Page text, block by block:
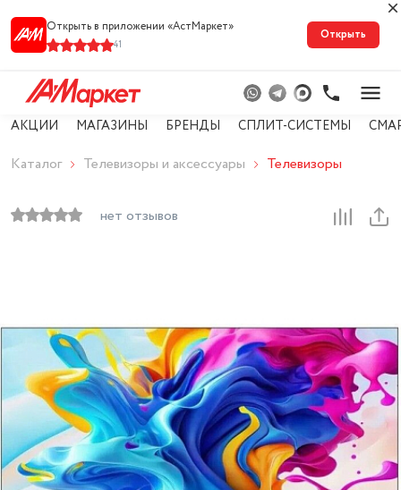
Открыть в приложении «АстМарке‪т‬»
41
Открыть
АКЦИИ МАГАЗИНЫ БРЕНДЫ СПЛИТ-СИСТЕМЫ
Каталог Телевизоры и аксессуары Телевизоры
нет отзывов